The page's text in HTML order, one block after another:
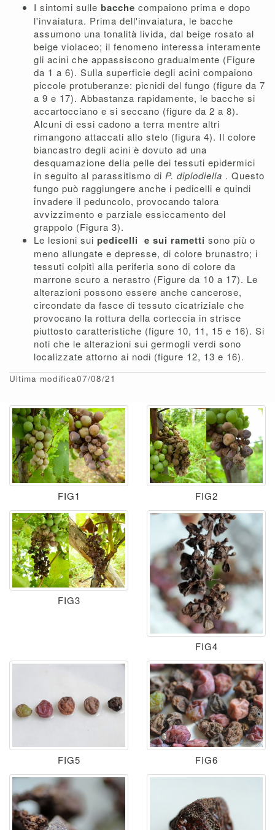
I sintomi sulle bacche compaiono prima e dopo
l'invaiatura. Prima dell'invaiatura, le bacche
assumono una tonalità livida, dal beige rosato al
beige violaceo; il fenomeno interessa interamente
gli acini che appassiscono gradualmente (Figure
da 1 a 6). Sulla superficie degli acini compaiono
piccole protuberanze: picnidi del fungo (figure da 7
a 9 e 17). Abbastanza rapidamente, le bacche si
accartocciano e si seccano (figure da 2 a 8).
Alcuni di essi cadono a terra mentre altri
rimangono attaccati allo stelo (figura 4). Il colore
biancastro degli acini è dovuto ad una
desquamazione della pelle dei tessuti epidermici
in seguito al parassitismo di P. diplodiella . Questo
fungo può raggiungere anche i pedicelli e quindi
invadere il peduncolo, provocando talora
avvizzimento e parziale essiccamento del
grappolo (Figura 3).
Le lesioni sui pedicelli e sui rametti sono più o
meno allungate e depresse, di colore brunastro; i
tessuti colpiti alla periferia sono di colore da
marrone scuro a nerastro (Figure da 10 a 17). Le
alterazioni possono essere anche cancerose,
circondate da fasce di tessuto cicatriziale che
provocano la rottura della corteccia in strisce
piuttosto caratteristiche (figure 10, 11, 15 e 16). Si
noti che le alterazioni sui germogli verdi sono
localizzate attorno ai nodi (figure 12, 13 e 16).
Ultima modifica07/08/21
FIG1 FIG2
FIG3
FIG4
FIG5 FIG6